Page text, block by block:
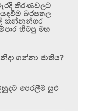
තීරණවලට
බරපතල
කන්නන්ගර
හිටපු මහ
ගන්නා ජාතිය?
පෙරලීම සුළු